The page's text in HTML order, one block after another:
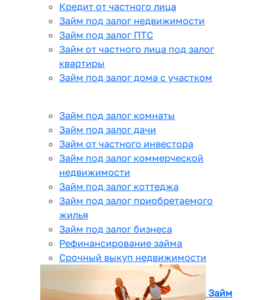
Кредит от частного лица
Займ под залог недвижимости
Займ под залог ПТС
Займ от частного лица под залог
квартиры
Займ под залог дома с участком
Займ под залог комнаты
Займ под залог дачи
Займ от частного инвестора
Займ под залог коммерческой
недвижимости
Займ под залог коттеджа
Займ под залог приобретаемого
жилья
Займ под залог бизнеса
Рефинансирование займа
Срочный выкуп недвижимости
Займ